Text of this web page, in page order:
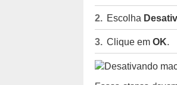
Escolha
Clique em OK.